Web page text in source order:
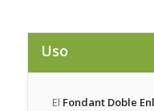
Uso
El Fondant Doble